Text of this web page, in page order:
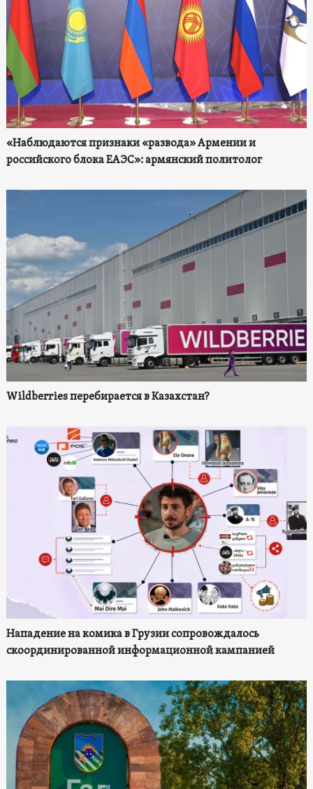
«Наблюдаются признаки «развода» Армении и
российского блока ЕАЭС»: армянский политолог
Wildberries перебирается в Казахстан?
Нападение на комика в Грузии сопровождалось
скоординированной информационной кампанией